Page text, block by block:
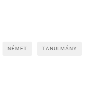
NÉMET TANULMÁNY